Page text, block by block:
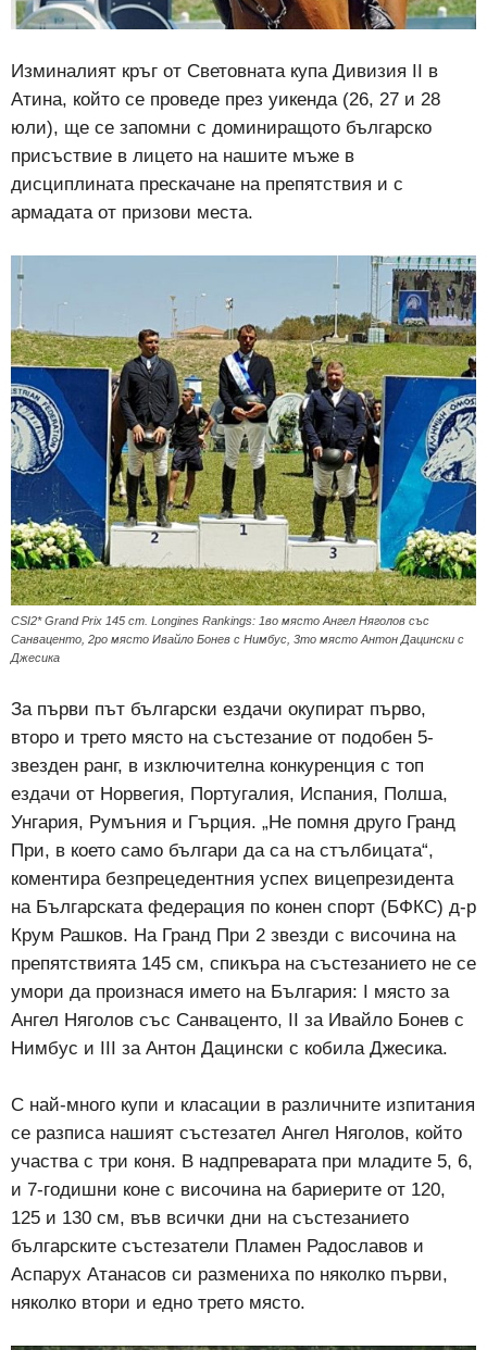
Изминалият кръг от Световната купа Дивизия II в
Атина, който се проведе през уикенда (26, 27 и 28
юли), ще се запомни с доминиращото българско
присъствие в лицето на нашите мъже в
дисциплината прескачане на препятствия и с
армадата от призови места.
CSI2* Grand Prix 145 cm. Longines Rankings: 1во място Ангел Няголов със
Санваценто, 2ро място Ивайло Бонев с Нимбус, 3то място Антон Дацински с
Джесика
За първи път български ездачи окупират първо,
второ и трето място на състезание от подобен 5-
звезден ранг, в изключителна конкуренция с топ
ездачи от Норвегия, Португалия, Испания, Полша,
Унгария, Румъния и Гърция. „Не помня друго Гранд
При, в което само българи да са на стълбицата“,
коментира безпрецедентния успех вицепрезидента
на Българската федерация по конен спорт (БФКС) д-р
Крум Рашков. На Гранд При 2 звезди с височина на
препятствията 145 см, спикъра на състезанието не се
умори да произнася името на България: I място за
Ангел Няголов със Санваценто, II за Ивайло Бонев с
Нимбус и III за Антон Дацински с кобила Джесика.
С най-много купи и класации в различните изпитания
се разписа нашият състезател Ангел Няголов, който
участва с три коня. В надпреварата при младите 5, 6,
и 7-годишни коне с височина на бариерите от 120,
125 и 130 см, във всички дни на състезанието
българските състезатели Пламен Радославов и
Аспарух Атанасов си размениха по няколко първи,
няколко втори и едно трето място.